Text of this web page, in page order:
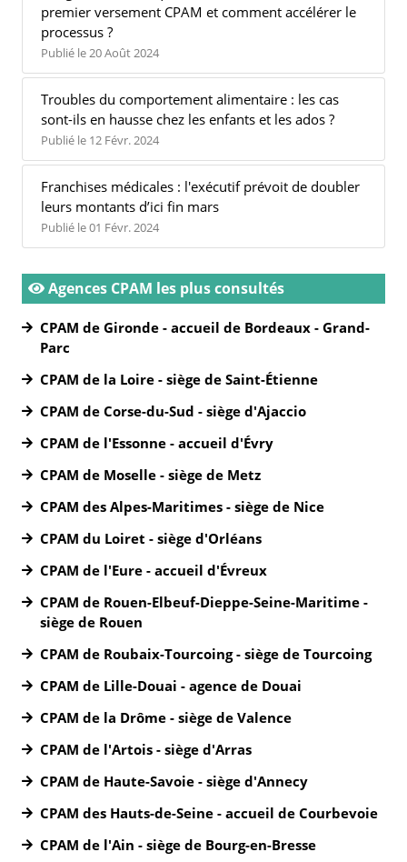
premier versement CPAM et comment accélérer le
processus ?
Publié le 20 Août 2024
Troubles du comportement alimentaire : les cas
sont-ils en hausse chez les enfants et les ados ?
Publié le 12 Févr. 2024
Franchises médicales : l'exécutif prévoit de doubler
leurs montants d’ici fin mars
Publié le 01 Févr. 2024
Agences CPAM les plus consultés
CPAM de Gironde - accueil de Bordeaux - Grand-
Parc
CPAM de la Loire - siège de Saint-Étienne
CPAM de Corse-du-Sud - siège d'Ajaccio
CPAM de l'Essonne - accueil d'Évry
CPAM de Moselle - siège de Metz
CPAM des Alpes-Maritimes - siège de Nice
CPAM du Loiret - siège d'Orléans
CPAM de l'Eure - accueil d'Évreux
CPAM de Rouen-Elbeuf-Dieppe-Seine-Maritime -
siège de Rouen
CPAM de Roubaix-Tourcoing - siège de Tourcoing
CPAM de Lille-Douai - agence de Douai
CPAM de la Drôme - siège de Valence
CPAM de l'Artois - siège d'Arras
CPAM de Haute-Savoie - siège d'Annecy
CPAM des Hauts-de-Seine - accueil de Courbevoie
CPAM de l'Ain - siège de Bourg-en-Bresse